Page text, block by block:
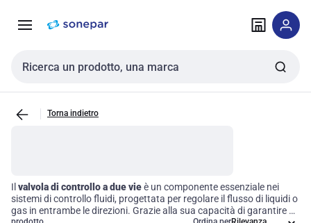
navigazione alla
Cerca input
Torna indietro
Il valvola di controllo a due vieè un componente essenziale nei
sistemi di controllo fluidi, progettata per regolare il flusso di liquidi o
gas in entrambe le direzioni. Grazie alla sua capacità di garantire un